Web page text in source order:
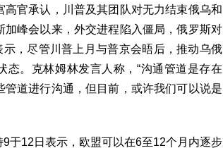
官承认，川普及其团队对无力结束俄乌和
峰会以来，外交进程陷入僵局，俄罗斯对
，尽管川普上月与普京会晤后，推动乌俄
态。克林姆林发言人称，“沟通管道是存在
道进行沟通，但目前，或许我们可以说是
于12日表示，欧盟可以在6至12个月内逐步